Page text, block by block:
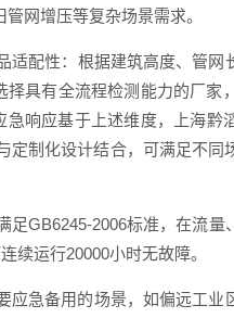
网增压等复杂场景需求。
配性：根据建筑高度、管网
具有全流程检测能力的厂家
响应基于上述维度，上海黔
制化设计结合，可满足不同
GB6245-2006标准，在流量
续运行20000小时无故障。
急备用的场景，如偏远工业